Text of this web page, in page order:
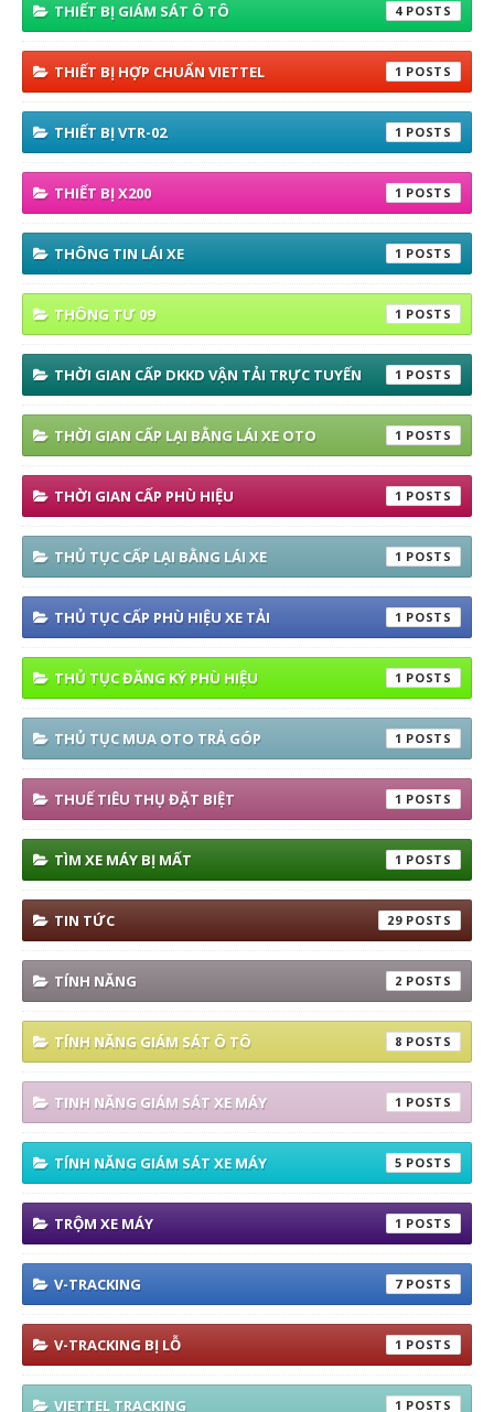
THIẾT BỊ GIÁM SÁT Ô TÔ 4
THIẾT BỊ HỢP CHUẨN VIETTEL 1
THIẾT BỊ VTR-02 1
THIẾT BỊ X200 1
THÔNG TIN LÁI XE 1
THÔNG TƯ 09 1
THỜI GIAN CẤP DKKD VẬN TẢI TRỰC TUYẾN 1
THỜI GIAN CẤP LẠI BẰNG LÁI XE OTO 1
THỜI GIAN CẤP PHÙ HIỆU 1
THỦ TỤC CẤP LẠI BẰNG LÁI XE 1
THỦ TỤC CẤP PHÙ HIỆU XE TẢI 1
THỦ TỤC ĐĂNG KÝ PHÙ HIỆU 1
THỦ TỤC MUA OTO TRẢ GÓP 1
THUẾ TIÊU THỤ ĐẶT BIỆT 1
TÌM XE MÁY BỊ MẤT 1
TIN TỨC 29
TÍNH NĂNG 2
TÍNH NĂNG GIÁM SÁT Ô TÔ 8
TINH NĂNG GIÁM SÁT XE MÁY 1
TÍNH NĂNG GIÁM SÁT XE MÁY 5
TRỘM XE MÁY 1
V-TRACKING 7
V-TRACKING BỊ LỖ 1
VIETTEL TRACKING 1